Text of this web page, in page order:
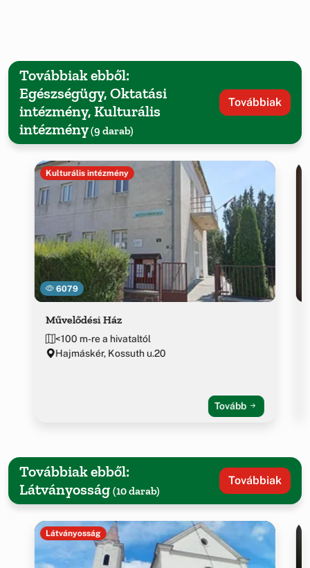
Továbbiak ebből:
Egészségügy, Oktatási
intézmény, Kulturális
intézmény(9 darab)
Továbbiak
6079
Kulturális intézmény
Művelődési Ház
<100 m-re a hivataltól
Hajmáskér, Kossuth u.20
Tovább
Továbbiak ebből:
Látványosság (10 darab)
Továbbiak
Látványosság